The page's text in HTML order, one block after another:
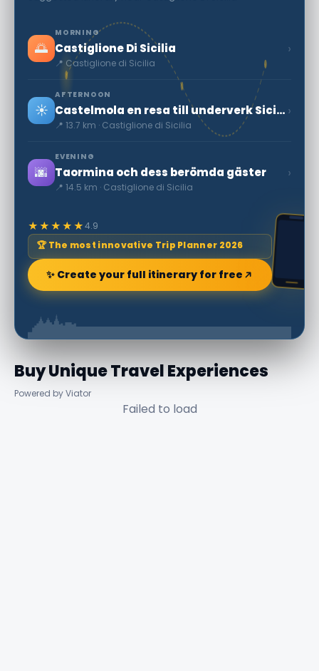
🌅
MORNING
Castiglione Di Sicilia
📍 Castiglione di Sicilia
›
☀️
AFTERNOON
Castelmola en resa till underverk Sicilien
📍 13.7 km · Castiglione di Sicilia
›
🌆
EVENING
Taormina och dess berömda gäster
📍 14.5 km · Castiglione di Sicilia
›
★★★★★4.9
🏆 The most innovative Trip Planner 2026
✨ Create your full itinerary for free
Buy Unique Travel Experiences
Powered by Viator
Failed to load